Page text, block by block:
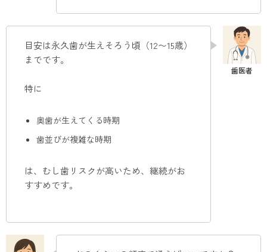
目安は永久歯が生えそろう頃（12〜15歳）
までです。
特に
奥歯が生えてくる時期
歯並びが複雑な時期
は、むし歯リスクが高いため、継続がお
すすめです。